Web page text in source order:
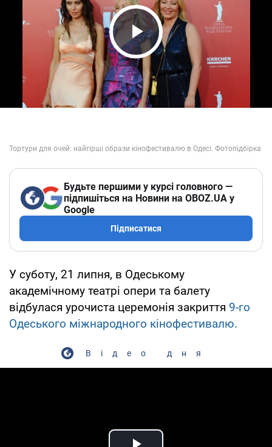
Play Video
Будьте першими у курсі головного —
підпишіться на Новини на OBOZ.UA у
Google
Підписатися
У суботу, 21 липня, в Одеському
академічному театрі опери та балету
відбулася урочиста церемонія закриття 9-го
Одеського міжнародного кінофестивалю.
Відео дня